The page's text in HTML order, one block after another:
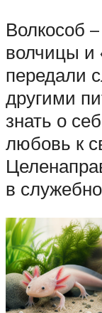
Волкособ
волчицы и
передали
другими
знать о
любовь к
в